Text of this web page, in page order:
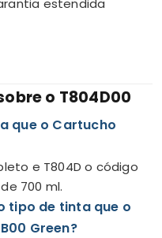
o T804D00
que o Cartucho
e T804D o código
700 ml.
tipo de tinta que o
Green?